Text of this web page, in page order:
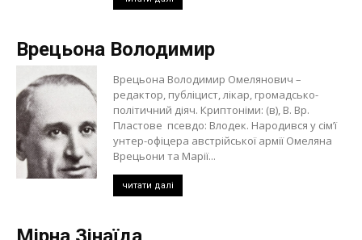
Врецьона Володимир
Врецьона Володимир Омелянович –
редактор, публіцист, лікар, громадсько-
політичний діяч. Криптоніми: (в), В. Вр.
Пластове псевдо: Влодек. Народився у сім’ї
унтер-офіцера австрійської армії Омеляна
Врецьони та Марії...
читати далі